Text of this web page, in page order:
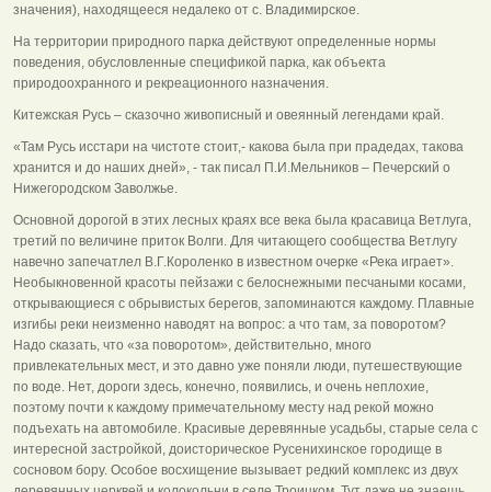
значения), находящееся недалеко от с. Владимирское.
На территории природного парка действуют определенные нормы
поведения, обусловленные спецификой парка, как объекта
природоохранного и рекреационного назначения.
Китежская Русь – сказочно живописный и овеянный легендами край.
«Там Русь исстари на чистоте стоит,- какова была при прадедах, такова
хранится и до наших дней», - так писал П.И.Мельников – Печерский о
Нижегородском Заволжье.
Основной дорогой в этих лесных краях все века была красавица Ветлуга,
третий по величине приток Волги. Для читающего сообщества Ветлугу
навечно запечатлел В.Г.Короленко в известном очерке «Река играет».
Необыкновенной красоты пейзажи с белоснежными песчаными косами,
открывающиеся с обрывистых берегов, запоминаются каждому. Плавные
изгибы реки неизменно наводят на вопрос: а что там, за поворотом?
Надо сказать, что «за поворотом», действительно, много
привлекательных мест, и это давно уже поняли люди, путешествующие
по воде. Нет, дороги здесь, конечно, появились, и очень неплохие,
поэтому почти к каждому примечательному месту над рекой можно
подъехать на автомобиле. Красивые деревянные усадьбы, старые села с
интересной застройкой, доисторическое Русенихинское городище в
сосновом бору. Особое восхищение вызывает редкий комплекс из двух